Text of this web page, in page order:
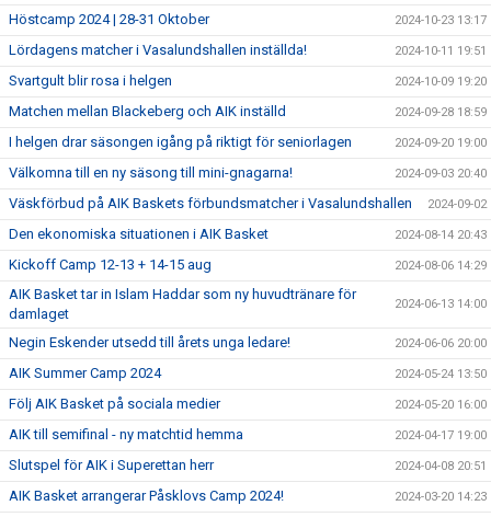
Höstcamp 2024 | 28-31 Oktober 2024-10-23 13:17
Lördagens matcher i Vasalundshallen inställda! 2024-10-11 19:51
Svartgult blir rosa i helgen 2024-10-09 19:20
Matchen mellan Blackeberg och AIK inställd 2024-09-28 18:59
I helgen drar säsongen igång på riktigt för seniorlagen 2024-09-20 19:00
Välkomna till en ny säsong till mini-gnagarna! 2024-09-03 20:40
Väskförbud på AIK Baskets förbundsmatcher i Vasalundshallen 2024-09-02
Den ekonomiska situationen i AIK Basket 2024-08-14 20:43
Kickoff Camp 12-13 + 14-15 aug 2024-08-06 14:29
AIK Basket tar in Islam Haddar som ny huvudtränare för
damlaget
2024-06-13 14:00
Negin Eskender utsedd till årets unga ledare! 2024-06-06 20:00
AIK Summer Camp 2024 2024-05-24 13:50
Följ AIK Basket på sociala medier 2024-05-20 16:00
AIK till semifinal - ny matchtid hemma 2024-04-17 19:00
Slutspel för AIK i Superettan herr 2024-04-08 20:51
AIK Basket arrangerar Påsklovs Camp 2024! 2024-03-20 14:23